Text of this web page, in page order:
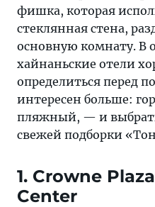
фишка, которая
стеклянная стена,
основную комнату. В
хайнаньские отели
определиться перед
интересен больше:
пляжный, — и
свежей подборки
1. Crowne
Center